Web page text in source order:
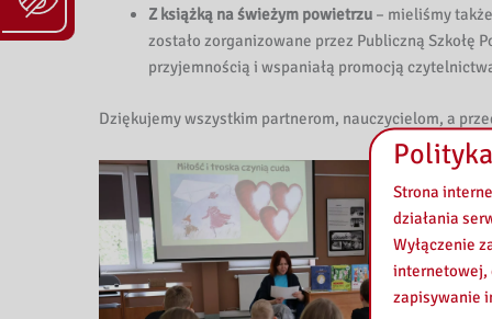
d
a
g
o
g
c
Z książką na świeżym powietrzu– mieliśmy
zostało zorganizowane przez Publiczną Szkołę
przyjemnością i wspaniałą promocją
Dziękujemy wszystkim partnerom, nauczycielom, a
Strona
działania
Wyłączenie
internetowej,
zapisywanie